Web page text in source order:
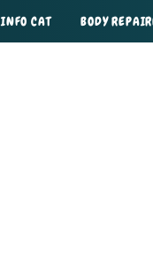
INFO CAT BODY